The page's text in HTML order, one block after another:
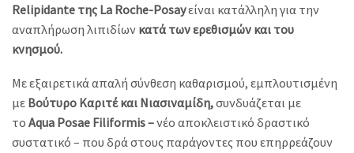
Relipidante της La Roche-Posayείναι κατάλληλη για την
αναπλήρωση λιπιδίων κατά των ερεθισμών και του
κνησμού.
Με εξαιρετικά απαλή σύνθεση καθαρισμού, εμπλουτισμένη
με Βούτυρο Καριτέ και Νιασιναμίδη,συνδυάζεται με
το Aqua Posae Filiformis –νέο αποκλειστικό δραστικό
συστατικό – που δρά στους παράγοντες που επηρρεάζουν